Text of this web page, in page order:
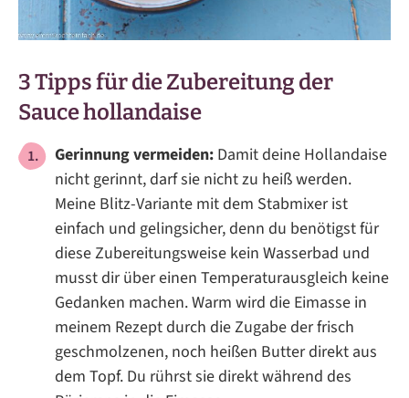
3 Tipps für die Zubereitung der
Sauce hollandaise
Gerinnung vermeiden: Damit deine Hollandaise
nicht gerinnt, darf sie nicht zu heiß werden.
Meine Blitz-Variante mit dem Stabmixer ist
einfach und gelingsicher, denn du benötigst für
diese Zubereitungsweise kein Wasserbad und
musst dir über einen Temperaturausgleich keine
Gedanken machen. Warm wird die Eimasse in
meinem Rezept durch die Zugabe der frisch
geschmolzenen, noch heißen Butter direkt aus
dem Topf. Du rührst sie direkt während des